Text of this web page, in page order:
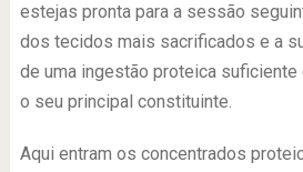
estejas pronta para a sessão
dos tecidos mais sacrificados e a
de uma ingestão proteica suficiente
o seu principal constituinte.
Aqui entram os concentrados